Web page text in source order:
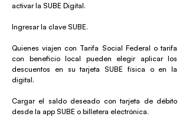
activar la SUBE Digital.
Ingresar la clave SUBE.
Quienes viajen con Tarifa Social Federal o tarifa
con beneficio local pueden elegir aplicar los
descuentos en su tarjeta SUBE física o en la
digital.
Cargar el saldo deseado con tarjeta de débito
desde la app SUBE o billetera electrónica.